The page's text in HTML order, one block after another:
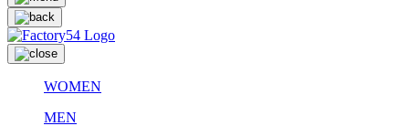
WOMEN
MEN